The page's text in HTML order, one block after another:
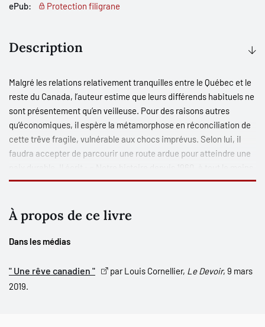
ePub:
Protection filigrane
Description
Malgré les relations relativement tranquilles entre le Québec et le
reste du Canada, l’auteur estime que leurs différends habituels ne
sont présentement qu’en veilleuse. Pour des raisons autres
qu’économiques, il espère la métamorphose en réconciliation de
cette trêve fragile, vulnérable aux chocs imprévus. Selon lui, il
faudra accepter de parcourir une route ardue pour atteindre une
telle qu’il m’a été donné de la vivre et que mes observations me la
pressions de proches, de prendre conscience du mépris immérité
et des injustices graves envers les Canadiens français et les
Québécois, le mépris servant à gommer les injustices : l’un et les
craindre les conséquences et à en souhaiter la rectification. »
À propos de ce livre
Dans les médias
" Une rêve canadien " par Louis Cornellier, Le Devoir, 9 mars
2019.